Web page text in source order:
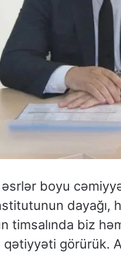
əsrlər boyu
dayağı,
timsalında biz
görürük.